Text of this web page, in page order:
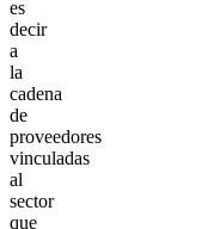
es
decir
a
la
cadena
de
proveedores
vinculadas
al
sector
que